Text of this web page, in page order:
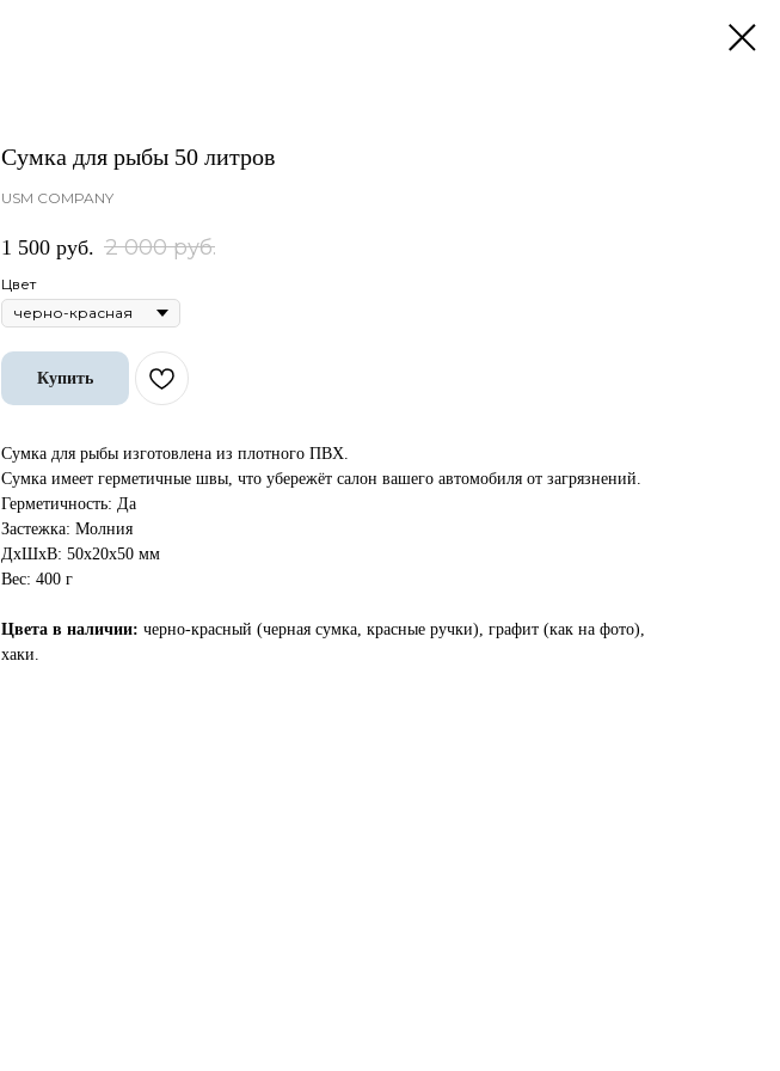
Сумка для рыбы 50 литров
USM COMPANY
1 500 руб. 2 000 руб.
Цвет
Купить
Сумка для рыбы изготовлена из плотного ПВХ.
Сумка имеет герметичные швы, что убережёт салон вашего автомобиля от загрязнений.
Герметичность: Да
Застежка: Молния
ДxШxВ: 50x20x50 мм
Вес: 400 г
Цвета в наличии: черно-красный (черная сумка, красные ручки), графит (как на фото),
хаки.